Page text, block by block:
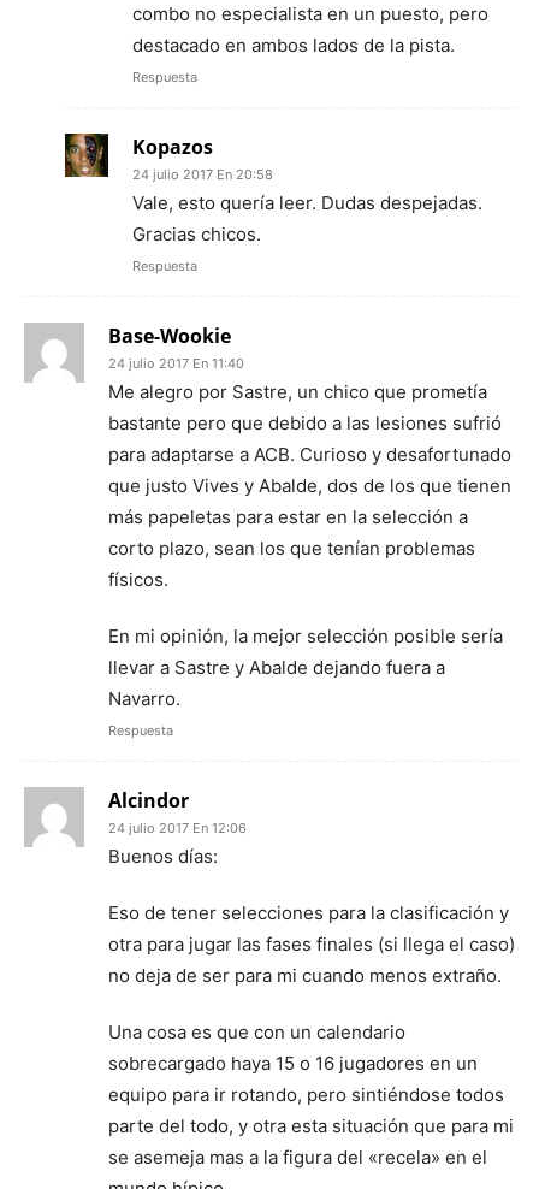
combo no especialista en un puesto, pero
destacado en ambos lados de la pista.
Respuesta
Kopazos
24 julio 2017 En 20:58
Vale, esto quería leer. Dudas despejadas.
Gracias chicos.
Respuesta
Base-Wookie
24 julio 2017 En 11:40
Me alegro por Sastre, un chico que prometía
bastante pero que debido a las lesiones sufrió
para adaptarse a ACB. Curioso y desafortunado
que justo Vives y Abalde, dos de los que tienen
más papeletas para estar en la selección a
corto plazo, sean los que tenían problemas
físicos.
En mi opinión, la mejor selección posible sería
llevar a Sastre y Abalde dejando fuera a
Navarro.
Respuesta
Alcindor
24 julio 2017 En 12:06
Buenos días:
Eso de tener selecciones para la clasificación y
otra para jugar las fases finales (si llega el caso)
no deja de ser para mi cuando menos extraño.
Una cosa es que con un calendario
sobrecargado haya 15 o 16 jugadores en un
equipo para ir rotando, pero sintiéndose todos
parte del todo, y otra esta situación que para mi
se asemeja mas a la figura del «recela» en el